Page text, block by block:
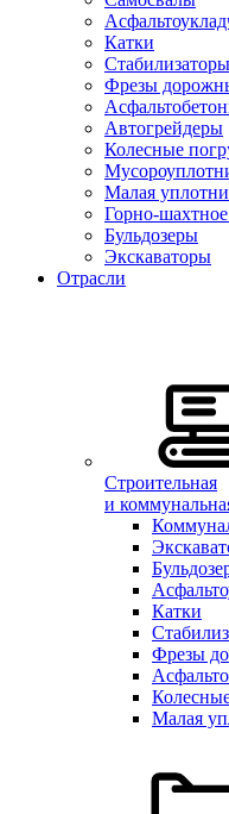
Катки
Фрезы
Автогрейдеры
Колесные
Малая
Горно-
Бульдозеры
Экскаваторы
Отрасли
Строительная
и
Катки
Фрезы
Малая